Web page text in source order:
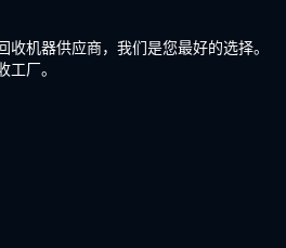
机器供应商，我们是您最好的选择。
厂。